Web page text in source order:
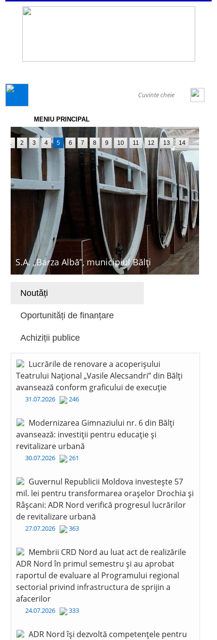
MENIU PRINCIPAL
S.A. „Barza Albă”, municipiul Bălți
1 2 3 4 5 6 7 8 9 10 11 12 13 14
Noutăți
Oportunități de finanțare
Achiziții publice
Lucrările de renovare a acoperișului
Teatrului Național „Vasile Alecsandri” din Bălți
avansează conform graficului de execuție
31.07.2026 246
Modernizarea Gimnaziului nr. 6 din Bălți
avansează: investiții pentru educație și
revitalizare urbană
30.07.2026 261
Guvernul Republicii Moldova investește 57
mil. lei pentru transformarea orașelor Drochia și
Râșcani: ADR Nord verifică progresul lucrărilor
de revitalizare urbană
27.07.2026 363
Membrii CRD Nord au luat act de realizările
ADR Nord în primul semestru și au aprobat
raportul de evaluare al Programului regional
sectorial privind infrastructura de sprijin a
afacerilor
24.07.2026 333
ADR Nord își dezvoltă competențele pentru